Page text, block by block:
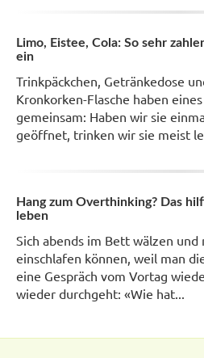
Limo, Eistee, Cola: So sehr
ein
Trinkpäckchen, Getränkedose
Kronkorken-Flasche haben eines
gemeinsam: Haben wir sie
geöffnet, trinken wir sie meist
Hang zum Overthinking? Das
leben
Sich abends im Bett wälzen und
einschlafen können, weil man
eine Gespräch vom Vortag
wieder durchgeht: «Wie hat...